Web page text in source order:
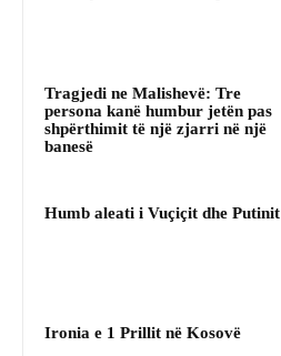
Tragjedi ne Malishevë: Tre
persona kanë humbur jetën pas
shpërthimit të një zjarri në një
banesë
Humb aleati i Vuçiçit dhe Putinit
Ironia e 1 Prillit në Kosovë